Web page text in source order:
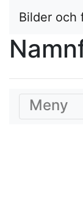
Bilder och
Meny